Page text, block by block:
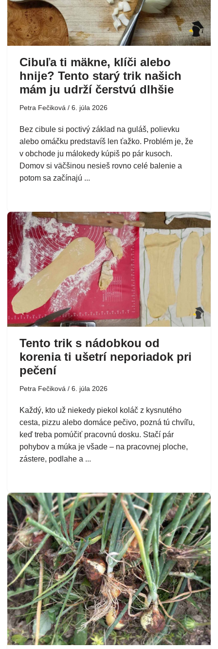
Cibuľa ti mäkne, klíči alebo
hnije? Tento starý trik našich
mám ju udrží čerstvú dlhšie
Petra Fečiková 6. júla 2026
Bez cibule si poctivý základ na guláš, polievku
alebo omáčku predstavíš len ťažko. Problém je, že
v obchode ju málokedy kúpiš po pár kusoch.
Domov si väčšinou nesieš rovno celé balenie a
potom sa začínajú ...
Tento trik s nádobkou od
korenia ti ušetrí neporiadok pri
pečení
Petra Fečiková 6. júla 2026
Každý, kto už niekedy piekol koláč z kysnutého
cesta, pizzu alebo domáce pečivo, pozná tú chvíľu,
keď treba pomúčiť pracovnú dosku. Stačí pár
pohybov a múka je všade – na pracovnej ploche,
zástere, podlahe a ...